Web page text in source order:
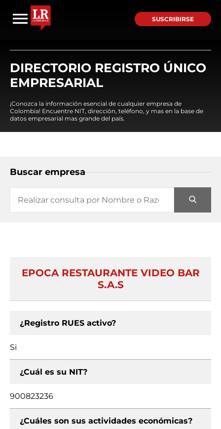
SUSCRIBIRSE
DIRECTORIO REGISTRO ÚNICO
EMPRESARIAL
¡Conozca la información esencial de cualquier empresa de
Colombia! Encuentre NIT, dirección, teléfono, y mas en la base de
datos empresarial mas grande del país.
Buscar empresa
EPOCA RESTAURANTE VIDEO BAR
S.A.S
¿Registro RUES activo?
Si
¿Cuál es su NIT?
900823236
¿Cuáles son sus actividades económicas?